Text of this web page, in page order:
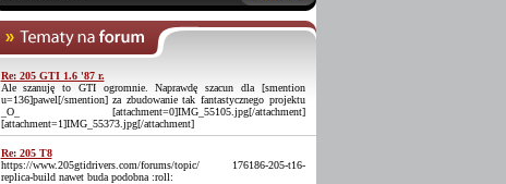
Re: 205 GTI 1.6 '87 r.
Ale szanuję to GTI ogromnie. Naprawdę szacun dla [smention
u=136]pawel[/smention] za zbudowanie tak fantastycznego projektu
_O_ [attachment=0]IMG_55105.jpg[/attachment]
[attachment=1]IMG_55373.jpg[/attachment]
Re: 205 T8
https://www.205gtidrivers.com/forums/topic/ 176186-205-t16-
replica-build nawet buda podobna :roll: